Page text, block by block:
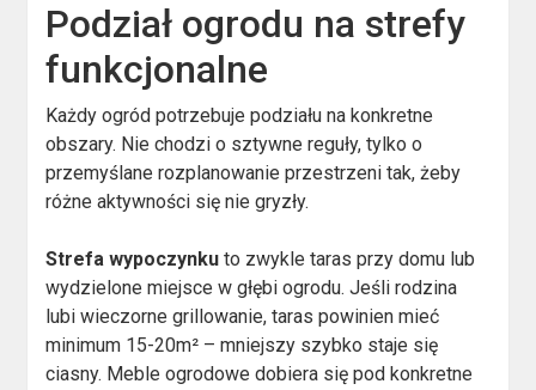
Podział ogrodu na strefy
funkcjonalne
Każdy ogród potrzebuje podziału na konkretne
obszary. Nie chodzi o sztywne reguły, tylko o
przemyślane rozplanowanie przestrzeni tak, żeby
różne aktywności się nie gryzły.
Strefa wypoczynku to zwykle taras przy domu lub
wydzielone miejsce w głębi ogrodu. Jeśli rodzina
lubi wieczorne grillowanie, taras powinien mieć
minimum 15-20m² – mniejszy szybko staje się
ciasny. Meble ogrodowe dobiera się pod konkretne